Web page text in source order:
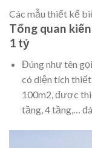
Các mẫu thiết kế
Tổng quan
1 tỷ
Đúng như tên
có diện tích
100m2, được
tầng, 4 tầng,…